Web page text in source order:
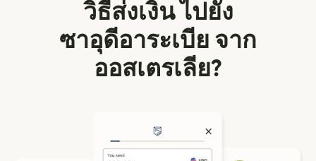
วิธีส่งเงิน ไปยัง
ซาอุดีอาระเบีย จาก
ออสเตรเลีย?